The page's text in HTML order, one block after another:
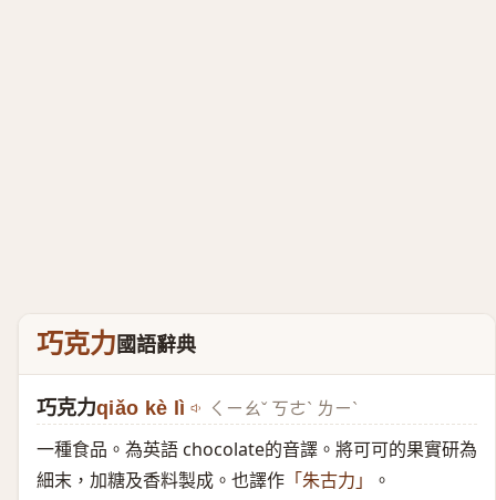
巧克力國語辭典
巧克力qiǎo kè lì ㄑㄧㄠˇ ㄎㄜˋ ㄌㄧˋ
一種食品。為英語 chocolate的音譯。將可可的果實研為
細末，加糖及香料製成。也譯作 「朱古力」 。